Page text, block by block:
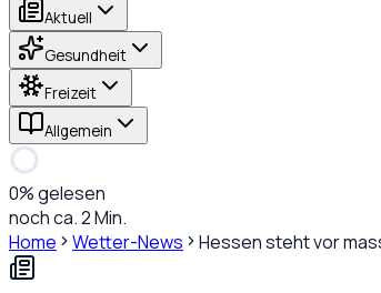
Aktuell
Gesundheit
Freizeit
Allgemein
0% gelesen
noch ca. 2 Min.
Home
Wetter-News Hessen steht vor